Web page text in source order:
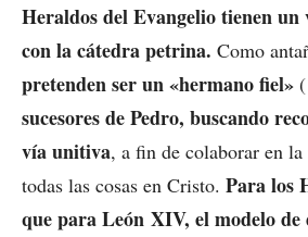
Heraldos del Evangelio tienen
con la cátedra petrina. Como
pretenden ser un «hermano fiel»
sucesores de Pedro, buscando
vía unitiva, a fin de colaborar en
todas las cosas en Cristo. Para los
que para León XIV, el modelo de